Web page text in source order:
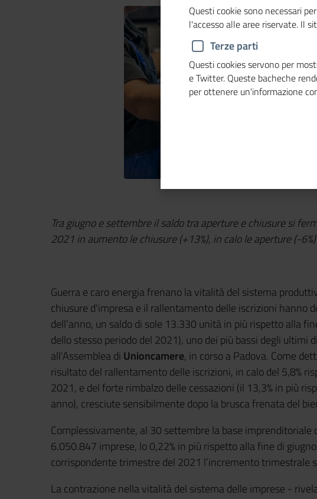
Tra giugno e settembre il saldo tra aperture e chiusure si
2021 in aumento le chiusure (+13%), in calo le aperture (-6%)
Guerra e caro energia frenano la vitalità del sistema
chiusure d'impresa e il rallentamento delle iscrizioni hanno
dell’anno, un saldo di sole 13.330 unità in più rispetto alla
dello stesso periodo del 2021), uno dei più bassi degli ultimi
all'Assemblea di Unioncamere, in corso a Padova. Come
risultato del rallentamento delle iscrizioni, in calo del 5,8%
2021, e del forte rimbalzo delle cessazioni (il 13,3% in più
anno), cresciute sensibilmente dopo la brusca frenata del
Complessivamente, al 30 settembre la base imprenditoriale
6.050.847 imprese, lo 0,22% in più rispetto alla fine di
corrispondente trimestre del 2021 l’incremento trimestrale
La contrazione nella vitalità del sistema delle imprese -
Questi cookie sono necessari
l'accesso alle aree riservate. Il
Terze parti
Questi cookies servono per
e Twitter. Queste bacheche
per ottenere un'informazione